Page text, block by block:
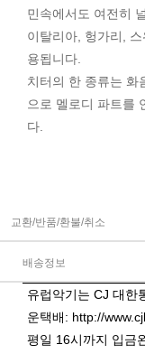
민속에서도 여전히
이탈리아, 헝가리,
용됩니다.
치터의 한 종류는 화
으로 멜로디 파트를
다.
교환/반품/환불/취소
배송정보
유럽악기는 CJ 대한
운택배: http://
평일 16시까지 입금